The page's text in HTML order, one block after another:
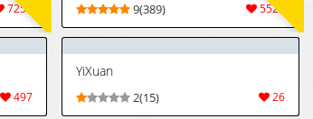
7256 5527
9(389)
497
YiXuan
26
2(15)